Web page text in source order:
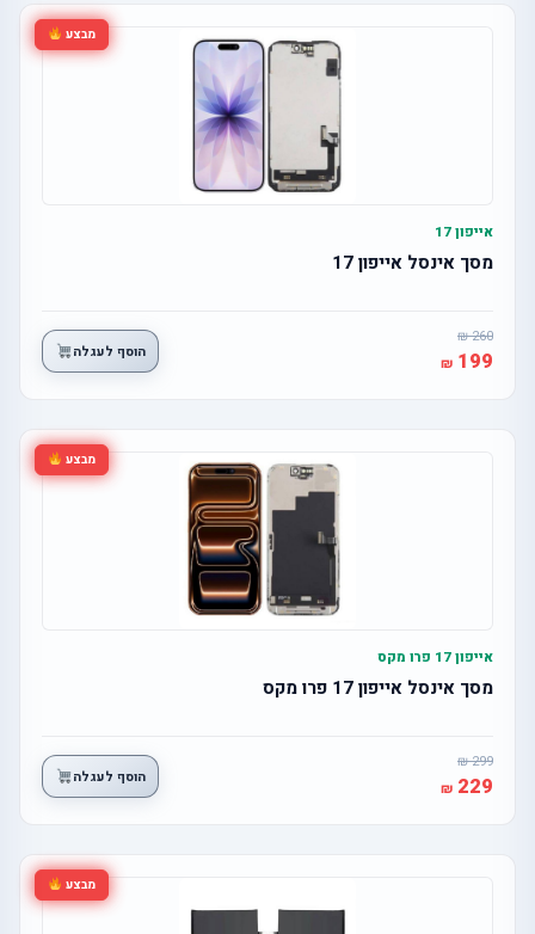
מבצע
אייפון 17
מסך אינסל אייפון 17
260
199 הוסף לעגלה
מבצע
אייפון 17 פרו מקס
מסך אינסל אייפון 17 פרו מקס
299
229 הוסף לעגלה
מבצע